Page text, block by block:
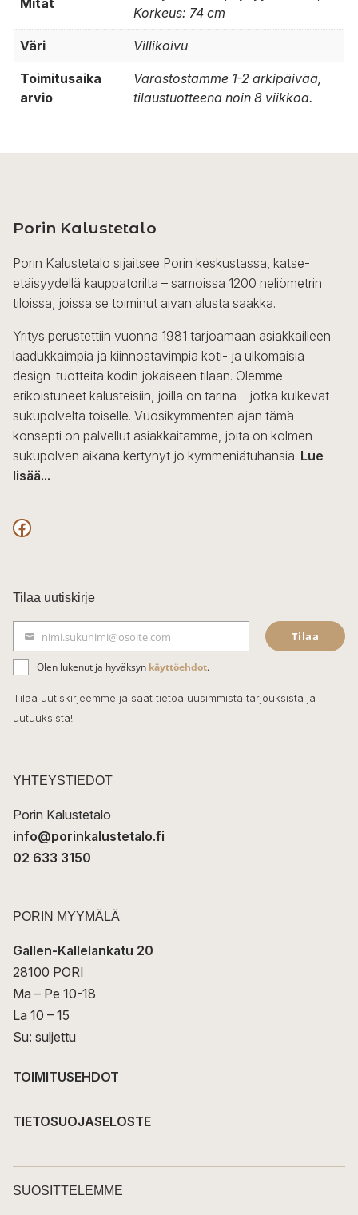
Mitat
Korkeus: 74 cm
Väri Villikoivu
Toimitusaika
arvio
Varastostamme 1-2 arkipäivää,
tilaustuotteena noin 8 viikkoa.
Porin Kalustetalo
Porin Kalustetalo sijaitsee Porin keskustassa, katse-
etäisyydellä kauppatorilta – samoissa 1200 neliömetrin
tiloissa, joissa se toiminut aivan alusta saakka.
Yritys perustettiin vuonna 1981 tarjoamaan asiakkailleen
laadukkaimpia ja kiinnostavimpia koti- ja ulkomaisia
design-tuotteita kodin jokaiseen tilaan. Olemme
erikoistuneet kalusteisiin, joilla on tarina – jotka kulkevat
sukupolvelta toiselle. Vuosikymmenten ajan tämä
konsepti on palvellut asiakkaitamme, joita on kolmen
sukupolven aikana kertynyt jo kymmeniätuhansia. Lue
lisää...
F
c
e
b
o
o
k
Tilaa uutiskirje
ä
h
k
t
nimi.sukunimi@osoite.com Tilaa
Olen lukenut ja hyväksyn käyttöehdot.
Tilaa uutiskirjeemme ja saat tietoa uusimmista tarjouksista ja
uutuuksista!
YHTEYSTIEDOT
Porin Kalustetalo
info@porinkalustetalo.fi
02 633 3150
PORIN MYYMÄLÄ
Gallen-Kallelankatu 20
28100 PORI
Ma – Pe 10-18
La 10 – 15
Su: suljettu
TOIMITUSEHDOT
TIETOSUOJASELOSTE
SUOSITTELEMME